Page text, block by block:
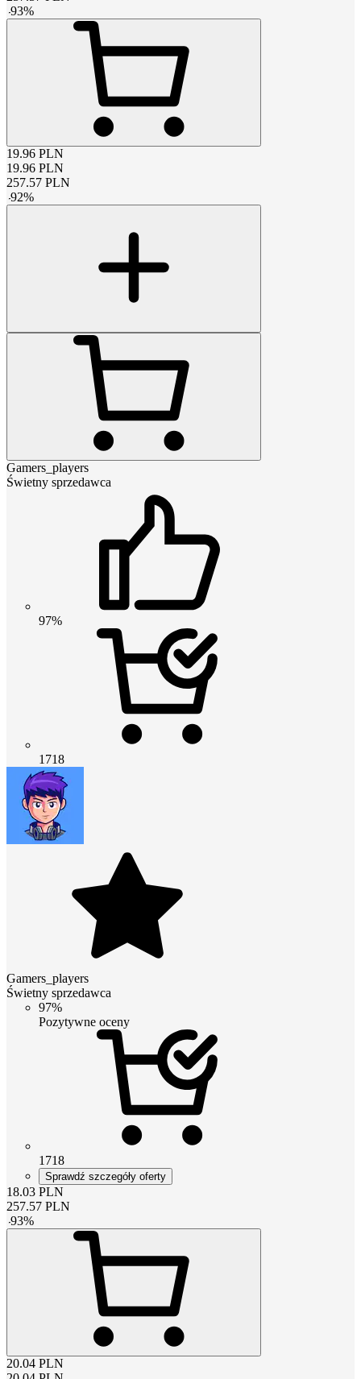
-93%
19.96 PLN
19.96 PLN
257.57 PLN
-92%
Gamers_players
Świetny sprzedawca
97%
1718
Gamers_players
Świetny sprzedawca
97%
Pozytywne oceny
1718
Sprawdź szczegóły oferty
18.03 PLN
257.57 PLN
-93%
20.04 PLN